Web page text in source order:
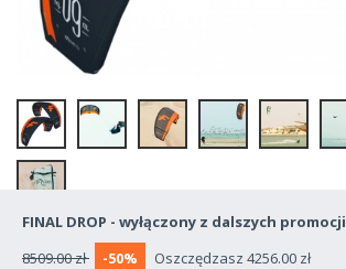
FINAL DROP - wyłączony z dalszych promocji
8509.00 zł
-50% Oszczędzasz 4256.00 zł